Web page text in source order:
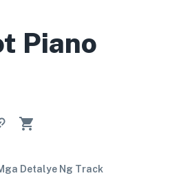
Piano
Detalye Ng Track